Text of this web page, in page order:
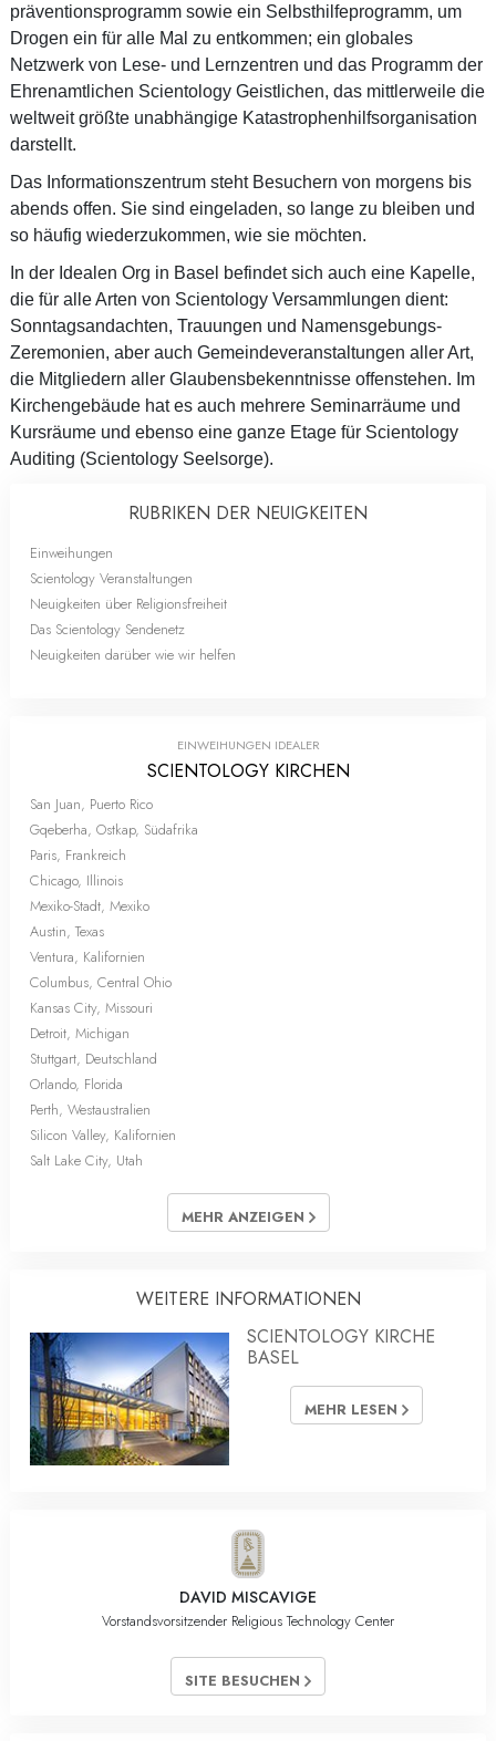
präventionsprogramm sowie ein Selbsthilfeprogramm, um
Drogen ein für alle Mal zu entkommen; ein globales
Netzwerk von Lese- und Lernzentren und das Programm der
Ehrenamtlichen Scientology Geistlichen, das mittlerweile die
weltweit größte unabhängige Katastrophenhilfsorganisation
darstellt.
Das Informationszentrum steht Besuchern von morgens bis
abends offen. Sie sind eingeladen, so lange zu bleiben und
so häufig wiederzukommen, wie sie möchten.
In der Idealen Org in Basel befindet sich auch eine Kapelle,
die für alle Arten von Scientology Versammlungen dient:
Sonntagsandachten, Trauungen und Namensgebungs-
Zeremonien, aber auch Gemeindeveranstaltungen aller Art,
die Mitgliedern aller Glaubensbekenntnisse offenstehen. Im
Kirchengebäude hat es auch mehrere Seminarräume und
Kursräume und ebenso eine ganze Etage für Scientology
Auditing (Scientology Seelsorge).
RUBRIKEN DER NEUIGKEITEN
Einweihungen
Scientology Veranstaltungen
Neuigkeiten über Religionsfreiheit
Das Scientology Sendenetz
Neuigkeiten darüber wie wir helfen
EINWEIHUNGEN IDEALER
SCIENTOLOGY KIRCHEN
San Juan, Puerto Rico
Gqeberha, Ostkap, Südafrika
Paris, Frankreich
Chicago, Illinois
Mexiko-Stadt, Mexiko
Austin, Texas
Ventura, Kalifornien
Columbus, Central Ohio
Kansas City, Missouri
Detroit, Michigan
Stuttgart, Deutschland
Orlando, Florida
Perth, Westaustralien
Silicon Valley, Kalifornien
Salt Lake City, Utah
MEHR ANZEIGEN
WEITERE INFORMATIONEN
SCIENTOLOGY KIRCHE
BASEL
MEHR LESEN
DAVID MISCAVIGE
Vorstandsvorsitzender Religious Technology Center
SITE BESUCHEN